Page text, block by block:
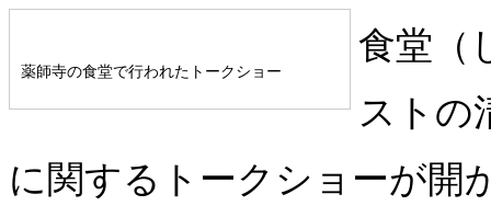
薬師寺の食堂で行われたトークショー
食堂（
ストの
に関するトークショーが開